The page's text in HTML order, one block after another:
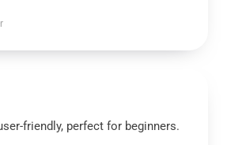
friendly, perfect for beginners.